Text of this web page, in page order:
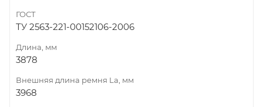
ГОСТ
ТУ 2563-221-00152106-2006
Длина, мм
3878
Внешняя длина ремня La, мм
3968